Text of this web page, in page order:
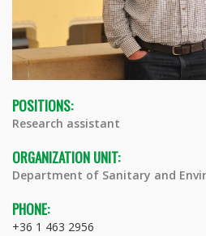
POSITIONS:
Research assistant
ORGANIZATION UNIT:
Department of Sanitary and
PHONE:
+36 1 463 2956